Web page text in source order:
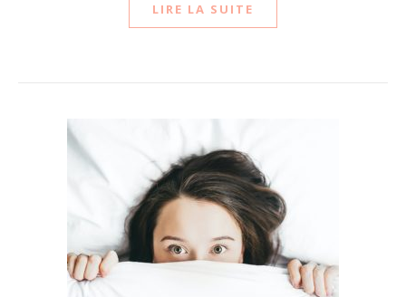
LIRE LA SUITE